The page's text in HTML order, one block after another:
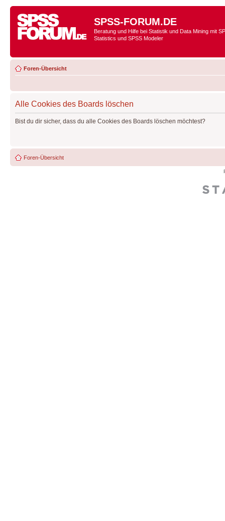
SPSS-FORUM.DE
Beratung und Hilfe bei Statistik und Data Mining mit
Statistics und SPSS Modeler
Foren-Übersicht
Alle Cookies des Boards löschen
Bist du dir sicher, dass du alle Cookies des Boards löschen möchtest?
Foren-Übersicht